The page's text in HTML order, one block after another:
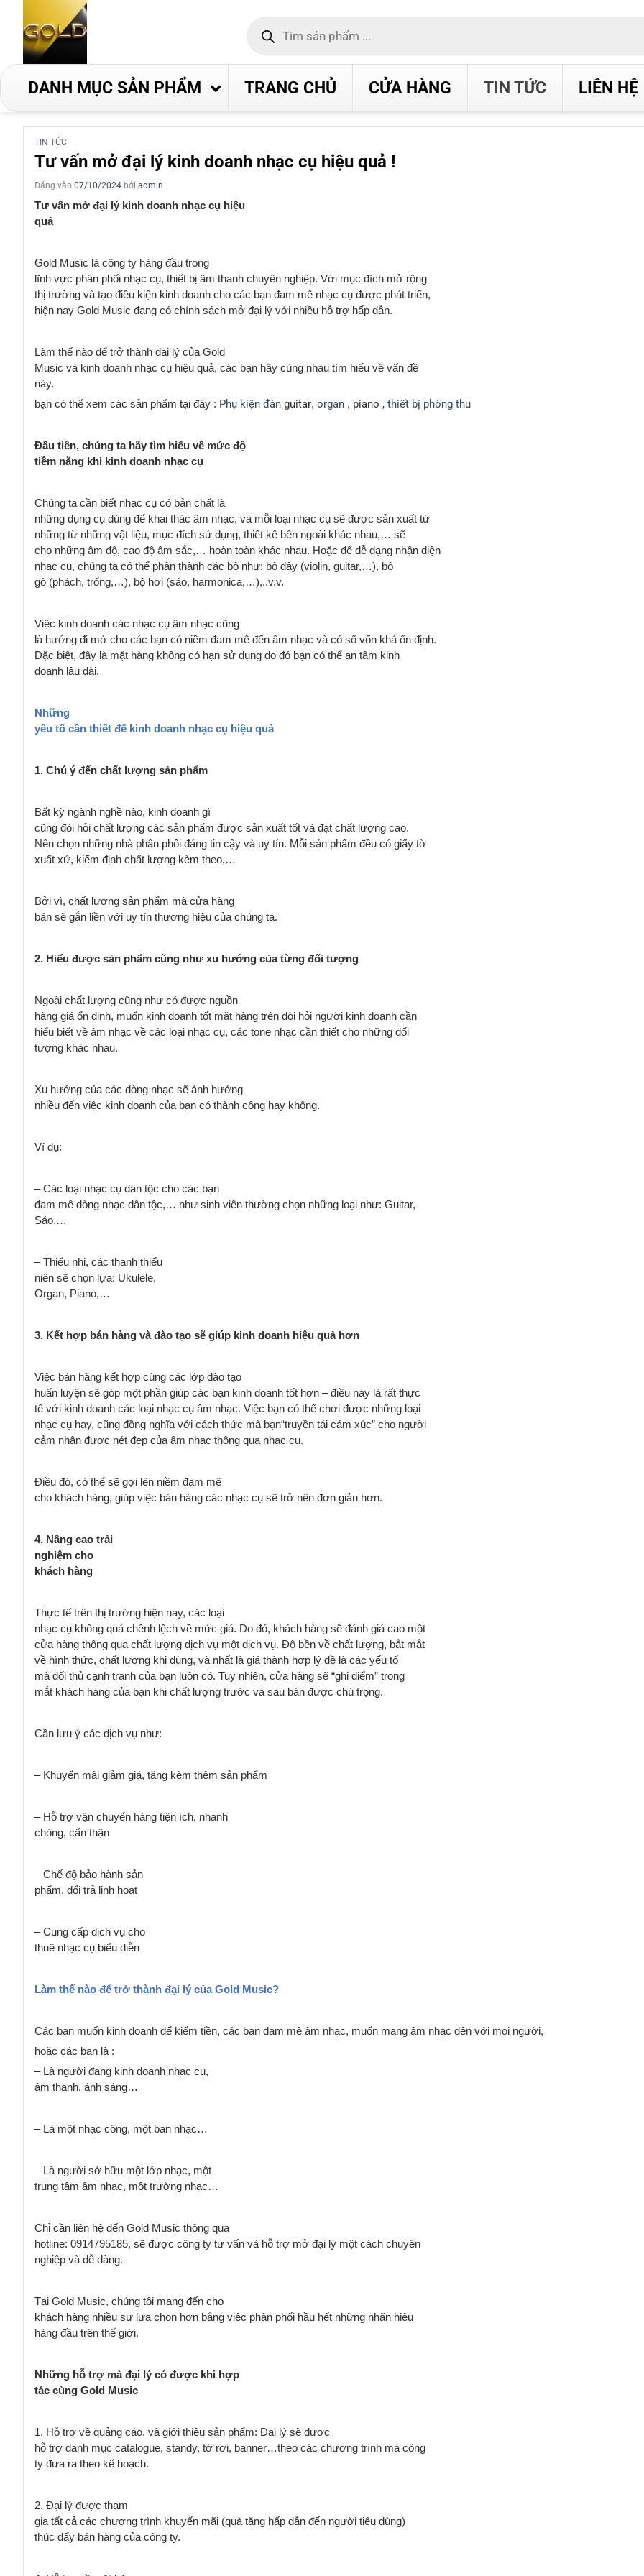
dung
kiếm
DANH MỤC SẢN PHẨM TRANG CHỦ CỬA HÀNG TIN TỨC LIÊN HỆ
TIN TỨC
Tư vấn mở đại lý kinh doanh nhạc cụ hiệu quả !
Đăng vào 07/10/2024 bởi admin
Tư vấn mở đại lý kinh doanh nhạc cụ hiệu
quả
Gold Music là công ty hàng đầu trong
lĩnh vực phân phối nhạc cụ, thiết bị âm thanh chuyên nghiệp. Với mục đích mở rộng
thị trường và tạo điều kiện kinh doanh cho các bạn đam mê nhạc cụ được phát triển,
hiện nay Gold Music đang có chính sách mở đại lý với nhiều hỗ trợ hấp dẫn.
Làm thế nào để trở thành đại lý của Gold
Music và kinh doanh nhạc cụ hiệu quả, các bạn hãy cùng nhau tìm hiểu về vấn đề
này.
bạn có thể xem các sản phẩm tại đây : Phụ kiện đàn guitar, organ , piano , thiết bị phòng thu
Đầu tiên, chúng ta hãy tìm hiểu về mức độ
tiềm năng khi kinh doanh nhạc cụ
Chúng ta cần biết nhạc cụ có bản chất là
những dụng cụ dùng để khai thác âm nhạc, và mỗi loại nhạc cụ sẽ được sản xuất từ
những từ những vật liệu, mục đích sử dụng, thiết kê bên ngoài khác nhau,… sẽ
cho những âm độ, cao độ âm sắc,… hoàn toàn khác nhau. Hoặc để dễ dạng nhận diện
nhạc cụ, chúng ta có thể phân thành các bộ như: bộ dây (violin, guitar,…), bộ
gõ (phách, trống,…), bộ hơi (sáo, harmonica,…),..v.v.
Việc kinh doanh các nhạc cụ âm nhạc cũng
là hướng đi mở cho các bạn có niềm đam mê đến âm nhạc và có số vốn khá ổn định.
Đặc biệt, đây là mặt hàng không có hạn sử dụng do đó bạn có thể an tâm kinh
doanh lâu dài.
Những
yếu tố cần thiết để kinh doanh nhạc cụ hiệu quả
1. Chú ý đến chất lượng sản phẩm
Bất kỳ ngành nghề nào, kinh doanh gì
cũng đòi hỏi chất lượng các sản phẩm được sản xuất tốt và đạt chất lượng cao.
Nên chọn những nhà phân phối đáng tin cậy và uy tín. Mỗi sản phẩm đều có giấy tờ
xuất xứ, kiểm định chất lượng kèm theo,…
Bởi vì, chất lượng sản phẩm mà cửa hàng
bán sẽ gắn liền với uy tín thương hiệu của chúng ta.
2. Hiểu được sản phẩm cũng như xu hướng của từng đối tượng
Ngoài chất lượng cũng như có được nguồn
hàng giá ổn định, muốn kinh doanh tốt mặt hàng trên đòi hỏi người kinh doanh cần
hiểu biết về âm nhạc về các loại nhạc cụ, các tone nhạc cần thiết cho những đối
tượng khác nhau.
Xu hướng của các dòng nhạc sẽ ảnh hưởng
nhiều đến việc kinh doanh của bạn có thành công hay không.
Ví dụ:
– Các loại nhạc cụ dân tộc cho các bạn
đam mê dòng nhạc dân tộc,… như sinh viên thường chọn những loại như: Guitar,
Sáo,…
– Thiếu nhi, các thanh thiếu
niên sẽ chọn lựa: Ukulele,
Organ, Piano,…
3. Kết hợp bán hàng vàđào tạo sẽ giúp kinh doanh hiệu quả hơn
Việc bán hàng kết hợp cùng các lớp đào tạo
huấn luyện sẽ góp một phần giúp các bạn kinh doanh tốt hơn – điều này là rất thực
tế với kinh doanh các loại nhạc cụ âm nhạc. Việc bạn có thể chơi được những loại
nhạc cụ hay, cũng đồng nghĩa với cách thức mà bạn“truyền tải cảm xúc” cho người
cảm nhận được nét đẹp của âm nhạc thông qua nhạc cụ.
Điều đó, có thể sẽ gợi lên niềm đam mê
cho khách hàng, giúp việc bán hàng các nhạc cụ sẽ trở nên đơn giản hơn.
4. Nâng cao trải
nghiệm cho
khách hàng
Thực tế trên thị trường hiện nay, các loại
nhạc cụ không quá chênh lệch về mức giá. Do đó, khách hàng sẽ đánh giá cao một
cửa hàng thông qua chất lượng dịch vụ một dịch vụ. Độ bền về chất lượng, bắt mắt
về hình thức, chất lượng khi dùng, và nhất là giá thành hợp lý đề là các yếu tố
mà đối thủ cạnh tranh của bạn luôn có. Tuy nhiên, cửa hàng sẽ “ghi điểm” trong
mắt khách hàng của bạn khi chất lượng trước và sau bán được chú trọng.
Cần lưu ý các dịch vụ như:
– Khuyến mãi giảm giá, tặng kèm thêm sản phẩm
– Hỗ trợ vận chuyển hàng tiện ích, nhanh
chóng, cẩn thận
– Chế độ bảo hành sản
phẩm, đổi trả linh hoạt
– Cung cấp dịch vụ cho
thuê nhạc cụ biểu diễn
Làm thế nào để trở thành đại lý của Gold Music?
Các bạn muốn kinh doạnh để kiếm tiền, các bạn đam mê âm nhạc, muốn mang âm nhạc đên với mọi người,
hoặc các bạn là :
– Là người đang kinh doanh nhạc cụ,
âm thanh, ánh sáng…
– Là một nhạc công, một ban nhạc…
– Là người sở hữu một lớp nhạc, một
trung tâm âm nhạc, một trường nhạc…
Chỉ cần liên hệ đến Gold Music thông qua
hotline: 0914795185, sẽ được công ty tư vấn và hỗ trợ mở đại lý một cách chuyên
nghiệp và dễ dàng.
Tại Gold Music, chúng tôi mang đến cho
khách hàng nhiều sự lựa chọn hơn bằng việc phân phối hầu hết những nhãn hiệu
hàng đầu trên thế giới.
Những hỗ trợ mà đại lý có được khi hợp
tác cùng Gold Music
1. Hỗ trợ về quảng cáo, và giới thiệu sản phẩm: Đại lý sẽ được
hỗ trợ danh mục catalogue, standy, tờ rơi, banner…theo các chương trình mà công
ty đưa ra theo kế hoạch.
2. Đại lý được tham
gia tất cả các chương trình khuyến mãi (quà tặng hấp dẫn đến người tiêu dùng)
thúc đẩy bán hàng của công ty.